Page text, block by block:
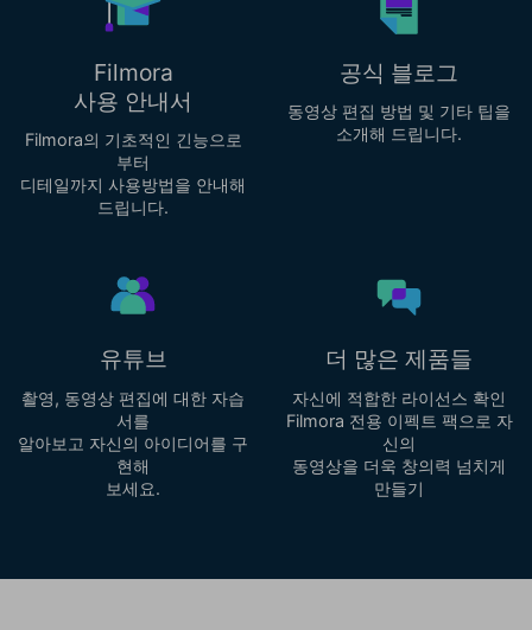
Filmora
사용 안내서
Filmora의 기초적인 긴능으로
부터
디테일까지 사용방법을 안내해
드립니다.
공식 블로그
동영상 편집 방법 및 기타 팁을
소개해 드립니다.
유튜브
촬영, 동영상 편집에 대한 자습
서를
알아보고 자신의 아이디어를 구
현해
보세요.
더 많은 제품들
자신에 적합한 라이선스 확인
Filmora 전용 이펙트 팩으로 자
신의
동영상을 더욱 창의력 넘치게
만들기